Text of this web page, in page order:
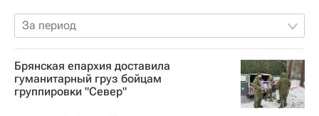
За период
Брянская епархия доставила
гуманитарный груз бойцам
группировки "Север"